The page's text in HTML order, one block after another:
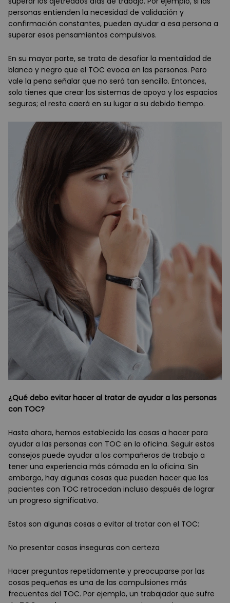
personas entienden la necesidad de validación y
confirmación constantes, pueden ayudar a esa persona a
superar esos pensamientos compulsivos.
En su mayor parte, se trata de desafiar la mentalidad de
blanco y negro que el TOC evoca en las personas. Pero
vale la pena señalar que no será tan sencillo. Entonces,
solo tienes que crear los sistemas de apoyo y los espacios
seguros; el resto caerá en su lugar a su debido tiempo.
¿Qué debo evitar hacer al tratar de ayudar a las personas
con TOC?
Hasta ahora, hemos establecido las cosas a hacer para
ayudar a las personas con TOC en la oficina. Seguir estos
consejos puede ayudar a los compañeros de trabajo a
tener una experiencia más cómoda en la oficina. Sin
embargo, hay algunas cosas que pueden hacer que los
pacientes con TOC retrocedan incluso después de lograr
un progreso significativo.
Estos son algunas cosas a evitar al tratar con el TOC:
No presentar cosas inseguras con certeza
Hacer preguntas repetidamente y preocuparse por las
cosas pequeñas es una de las compulsiones más
frecuentes del TOC. Por ejemplo, un trabajador que sufre